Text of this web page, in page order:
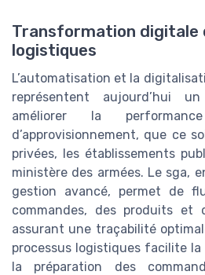
Transformation digitale
logistiques
L’automatisation et la
représentent aujourd’hui
améliorer la
d’approvisionnement, que ce
privées, les établissements
ministère des armées. Le sga,
gestion avancé, permet de
commandes, des produits et
assurant une traçabilité
processus logistiques facilite
la préparation des